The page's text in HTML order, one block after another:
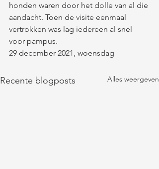
honden waren door het dolle van al die
aandacht. Toen de visite eenmaal
vertrokken was lag iedereen al snel
voor pampus.
29 december 2021, woensdag
Recente blogposts Alles weergeven